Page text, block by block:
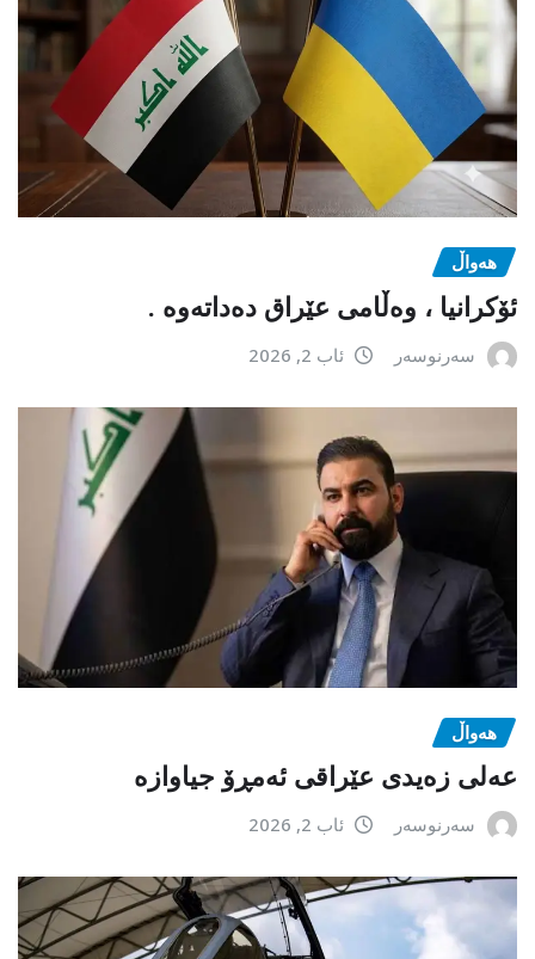
هەواڵ
ئۆکرانیا ، وەڵامی عێراق دەداتەوە .
سەرنوسەر ئاب 2, 2026
هەواڵ
عەلی زەیدی عێراقی ئەمڕۆ جیاوازە
سەرنوسەر ئاب 2, 2026